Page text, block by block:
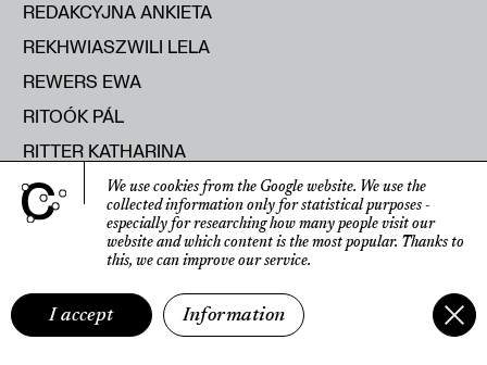
REDAKCYJNA ANKIETA
REKHWIASZWILI LELA
REWERS EWA
RITOÓK PÁL
RITTER KATHARINA
RODAK MACIEJ
ROLEČEK ALEŠ
ROMANIUK MICHAŁ
ROOST FRANK
ROSA AGOSTINO DE
We use cookies from the Google website. We use the
collected information only for statistical purposes -
especially for researching how many people visit our
website and which content is the most popular. Thanks to
this, we can improve our service.
I accept Information